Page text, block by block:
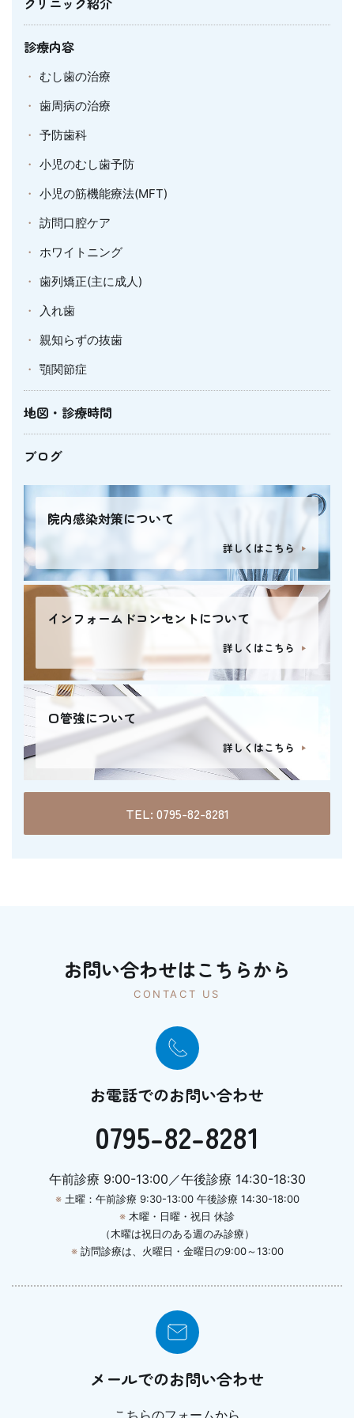
診療内容
むし歯の治療
歯周病の治療
予防歯科
小児のむし歯予防
小児の筋機能療法(MFT)
訪問口腔ケア
ホワイトニング
歯列矯正(主に成人)
入れ歯
親知らずの抜歯
顎関節症
地図・診療時間
ブログ
院内感染対策について
詳しくはこちら
インフォームドコンセントについて
詳しくはこちら
口管強について
詳しくはこちら
TEL: 0795-82-8281
お問い合わせはこちらから
CONTACT US
お電話でのお問い合わせ
0795-82-8281
午前診療 9:00-13:00／午後診療 14:30-18:30
※土曜：午前診療 9:30-13:00 午後診療 14:30-18:00
※ 木曜・日曜・祝日 休診
（木曜は祝日のある週のみ診療）
※訪問診療は、火曜日・金曜日の9:00～13:00
メールでのお問い合わせ
こちらのフォームから